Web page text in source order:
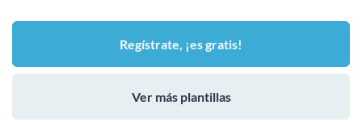
Regístrate, ¡es gratis!
Ver más plantillas